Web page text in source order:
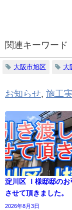
関連キーワード
大阪市旭区 大
お知らせ, 施工
淀川区 Ｉ様邸邸のお
させて頂きました。
2026年8月3日